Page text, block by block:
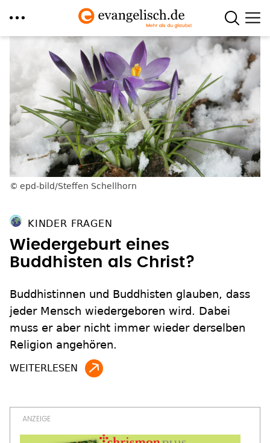
Inhalt
epd-bild/Steffen Schellhorn
KINDER FRAGEN
Wiedergeburt eines
Buddhisten als Christ?
Buddhistinnen und Buddhisten glauben, dass
jeder Mensch wiedergeboren wird. Dabei
muss er aber nicht immer wieder derselben
Religion angehören.